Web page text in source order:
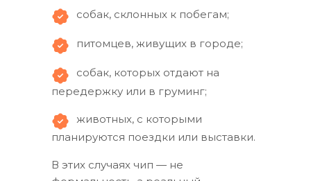
собак, склонных к побегам;
питомцев, живущих в городе;
собак, которых отдают на
передержку или в груминг;
животных, с которыми
планируются поездки или выставки.
В этих случаях чип — не